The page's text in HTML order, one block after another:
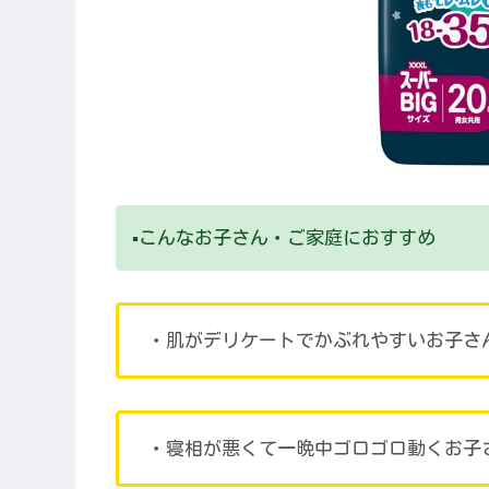
▪️こんなお子さん・ご家庭におすすめ
・肌がデリケートでかぶれやすいお子さ
・寝相が悪くて一晩中ゴロゴロ動くお子